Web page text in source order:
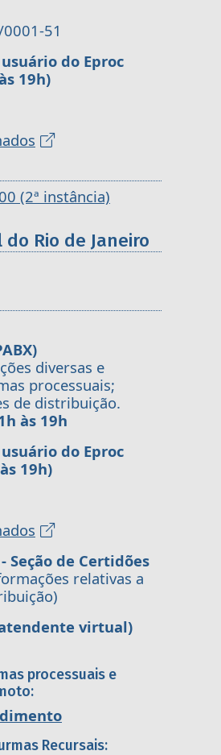
51
do Eproc
19h)
(2ª instância)
Rio de Janeiro
diversas e
processuais;
de distribuição.
às 19h
do Eproc
19h)
- Seção de Certidões
relativas a
virtual)
processuais e
Recursais: